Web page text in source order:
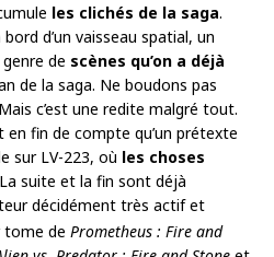
les clichés de la saga.
d’un vaisseau spatial, un
de scènes qu’on a déjà
de la saga. Ne boudons pas
c’est une redite malgré tout.
en fin de compte qu’un prétexte
sur LV-223, où les choses
suite et la fin sont déjà
décidément très actif et
tome de Prometheus : Fire and